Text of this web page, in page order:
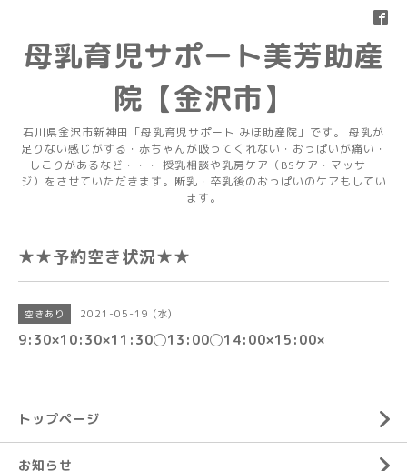
母乳育児サポート美芳助産
院【金沢市】
石川県金沢市新神田「母乳育児サポート みほ助産院」です。 母乳が
足りない感じがする・赤ちゃんが吸ってくれない・おっぱいが痛い・
しこりがあるなど・・・ 授乳相談や乳房ケア（BSケア・マッサー
ジ）をさせていただきます。断乳・卒乳後のおっぱいのケアもしてい
ます。
★★予約空き状況★★
空きあり 2021-05-19 (水)
9:30×10:30×11:30◯13:00◯14:00×15:00×
トップページ
お知らせ